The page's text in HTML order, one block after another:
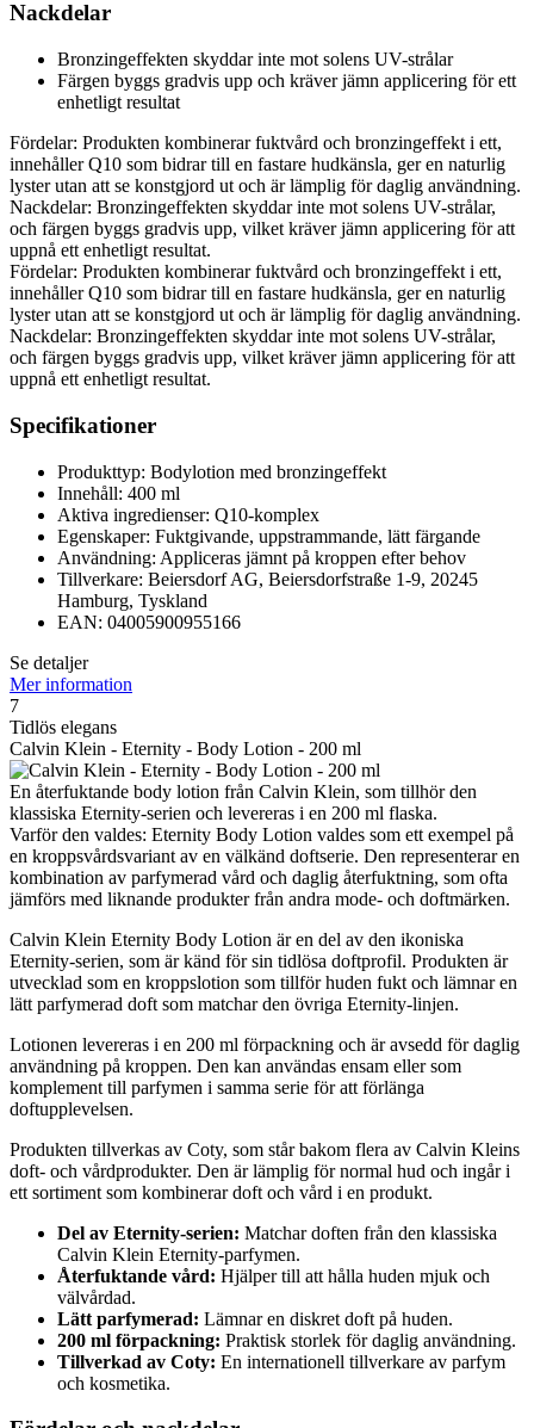
Nackdelar
Bronzingeffekten skyddar inte mot solens UV-strålar
Färgen byggs gradvis upp och kräver jämn applicering för ett
enhetligt resultat
Fördelar: Produkten kombinerar fuktvård och bronzingeffekt i ett,
innehåller Q10 som bidrar till en fastare hudkänsla, ger en naturlig
lyster utan att se konstgjord ut och är lämplig för daglig användning.
Nackdelar: Bronzingeffekten skyddar inte mot solens UV-strålar,
och färgen byggs gradvis upp, vilket kräver jämn applicering för att
uppnå ett enhetligt resultat.
Fördelar: Produkten kombinerar fuktvård och bronzingeffekt i ett,
innehåller Q10 som bidrar till en fastare hudkänsla, ger en naturlig
lyster utan att se konstgjord ut och är lämplig för daglig användning.
Nackdelar: Bronzingeffekten skyddar inte mot solens UV-strålar,
och färgen byggs gradvis upp, vilket kräver jämn applicering för att
uppnå ett enhetligt resultat.
Specifikationer
Produkttyp: Bodylotion med bronzingeffekt
Innehåll: 400 ml
Aktiva ingredienser: Q10-komplex
Egenskaper: Fuktgivande, uppstrammande, lätt färgande
Användning: Appliceras jämnt på kroppen efter behov
Tillverkare: Beiersdorf AG, Beiersdorfstraße 1-9, 20245
Hamburg, Tyskland
EAN: 04005900955166
Se detaljer
Mer information
7
Tidlös elegans
Calvin Klein - Eternity - Body Lotion - 200 ml
En återfuktande body lotion från Calvin Klein, som tillhör den
klassiska Eternity-serien och levereras i en 200 ml flaska.
Varför den valdes: Eternity Body Lotion valdes som ett exempel på
en kroppsvårdsvariant av en välkänd doftserie. Den representerar en
kombination av parfymerad vård och daglig återfuktning, som ofta
jämförs med liknande produkter från andra mode- och doftmärken.
Calvin Klein Eternity Body Lotion är en del av den ikoniska
Eternity-serien, som är känd för sin tidlösa doftprofil. Produkten är
utvecklad som en kroppslotion som tillför huden fukt och lämnar en
lätt parfymerad doft som matchar den övriga Eternity-linjen.
Lotionen levereras i en 200 ml förpackning och är avsedd för daglig
användning på kroppen. Den kan användas ensam eller som
komplement till parfymen i samma serie för att förlänga
doftupplevelsen.
Produkten tillverkas av Coty, som står bakom flera av Calvin Kleins
doft- och vårdprodukter. Den är lämplig för normal hud och ingår i
ett sortiment som kombinerar doft och vård i en produkt.
Del av Eternity-serien: Matchar doften från den klassiska
Calvin Klein Eternity-parfymen.
Återfuktande vård: Hjälper till att hålla huden mjuk och
välvårdad.
Lätt parfymerad: Lämnar en diskret doft på huden.
200 ml förpackning: Praktisk storlek för daglig användning.
Tillverkad av Coty: En internationell tillverkare av parfym
och kosmetika.